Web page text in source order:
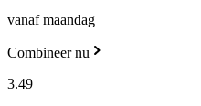
vanaf maandag
Combineer nu
3.49